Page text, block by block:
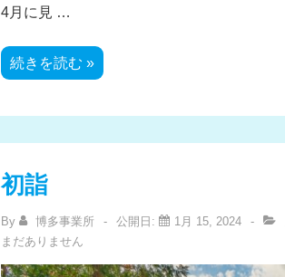
4月に見 …
タ
イ
グ
習
の
紹
介）
続きを読む »
初詣
By 博多事業所 公開日: 1月 15, 2024
まだありません